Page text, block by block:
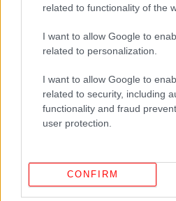
related to functionality of the
I want to allow Google to
related to personalization.
I want to allow Google to
related to security, including
functionality and fraud
user protection.
CONFIRM
διανομή εισιτηρίων από την FIFA